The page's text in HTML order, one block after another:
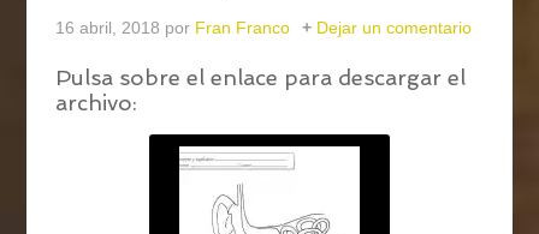
16 abril, 2018 por Fran Franco Dejar un comentario
Pulsa sobre el enlace para descargar el
archivo: